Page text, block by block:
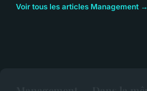
Voir tous les articles Management →